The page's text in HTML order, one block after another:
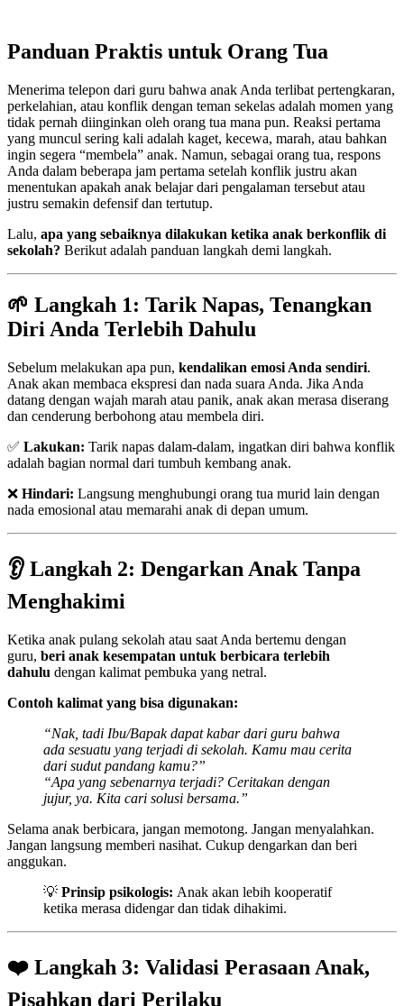
Panduan Praktis untuk Orang Tua
Menerima telepon dari guru bahwa anak Anda terlibat pertengkaran,
perkelahian, atau konflik dengan teman sekelas adalah momen yang
tidak pernah diinginkan oleh orang tua mana pun. Reaksi pertama
yang muncul sering kali adalah kaget, kecewa, marah, atau bahkan
ingin segera “membela” anak. Namun, sebagai orang tua, respons
Anda dalam beberapa jam pertama setelah konflik justru akan
menentukan apakah anak belajar dari pengalaman tersebut atau
justru semakin defensif dan tertutup.
Lalu, apa yang sebaiknya dilakukan ketika anak berkonflik di
sekolah? Berikut adalah panduan langkah demi langkah.
🌱 Langkah 1: Tarik Napas, Tenangkan
Diri Anda Terlebih Dahulu
Sebelum melakukan apa pun, kendalikan emosi Anda sendiri.
Anak akan membaca ekspresi dan nada suara Anda. Jika Anda
datang dengan wajah marah atau panik, anak akan merasa diserang
dan cenderung berbohong atau membela diri.
✅ Lakukan: Tarik napas dalam-dalam, ingatkan diri bahwa konflik
adalah bagian normal dari tumbuh kembang anak.
❌ Hindari: Langsung menghubungi orang tua murid lain dengan
nada emosional atau memarahi anak di depan umum.
👂 Langkah 2: Dengarkan Anak Tanpa
Menghakimi
Ketika anak pulang sekolah atau saat Anda bertemu dengan
guru, beri anak kesempatan untuk berbicara terlebih
dahulu dengan kalimat pembuka yang netral.
Contoh kalimat yang bisa digunakan:
“Nak, tadi Ibu/Bapak dapat kabar dari guru bahwa
ada sesuatu yang terjadi di sekolah. Kamu mau cerita
dari sudut pandang kamu?”
“Apa yang sebenarnya terjadi? Ceritakan dengan
jujur, ya. Kita cari solusi bersama.”
Selama anak berbicara, jangan memotong. Jangan menyalahkan.
Jangan langsung memberi nasihat. Cukup dengarkan dan beri
anggukan.
💡 Prinsip psikologis: Anak akan lebih kooperatif
ketika merasa didengar dan tidak dihakimi.
❤️ Langkah 3: Validasi Perasaan Anak,
Pisahkan dari Perilaku